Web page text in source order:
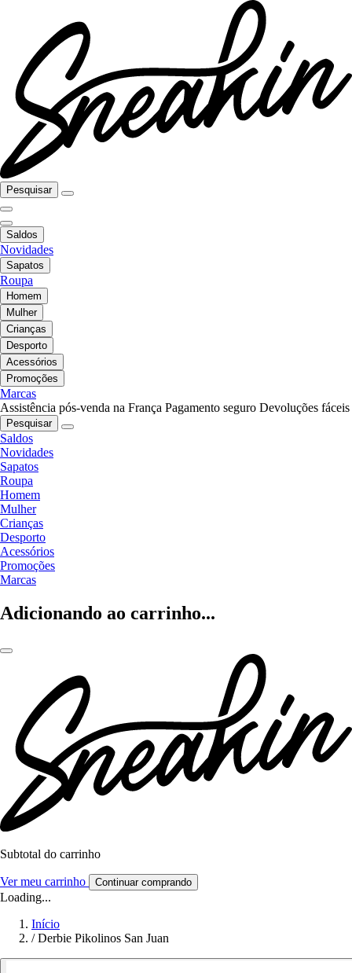
Pesquisar
Saldos
Novidades
Sapatos
Roupa
Homem
Mulher
Crianças
Desporto
Acessórios
Promoções
Marcas
Assistência pós-venda na França Pagamento seguro Devoluções fáceis
Pesquisar
Saldos
Novidades
Sapatos
Roupa
Homem
Mulher
Crianças
Desporto
Acessórios
Promoções
Marcas
Adicionando ao carrinho...
Subtotal do carrinho
Ver meu carrinho Continuar comprando
Loading...
Início
/ Derbie Pikolinos San Juan